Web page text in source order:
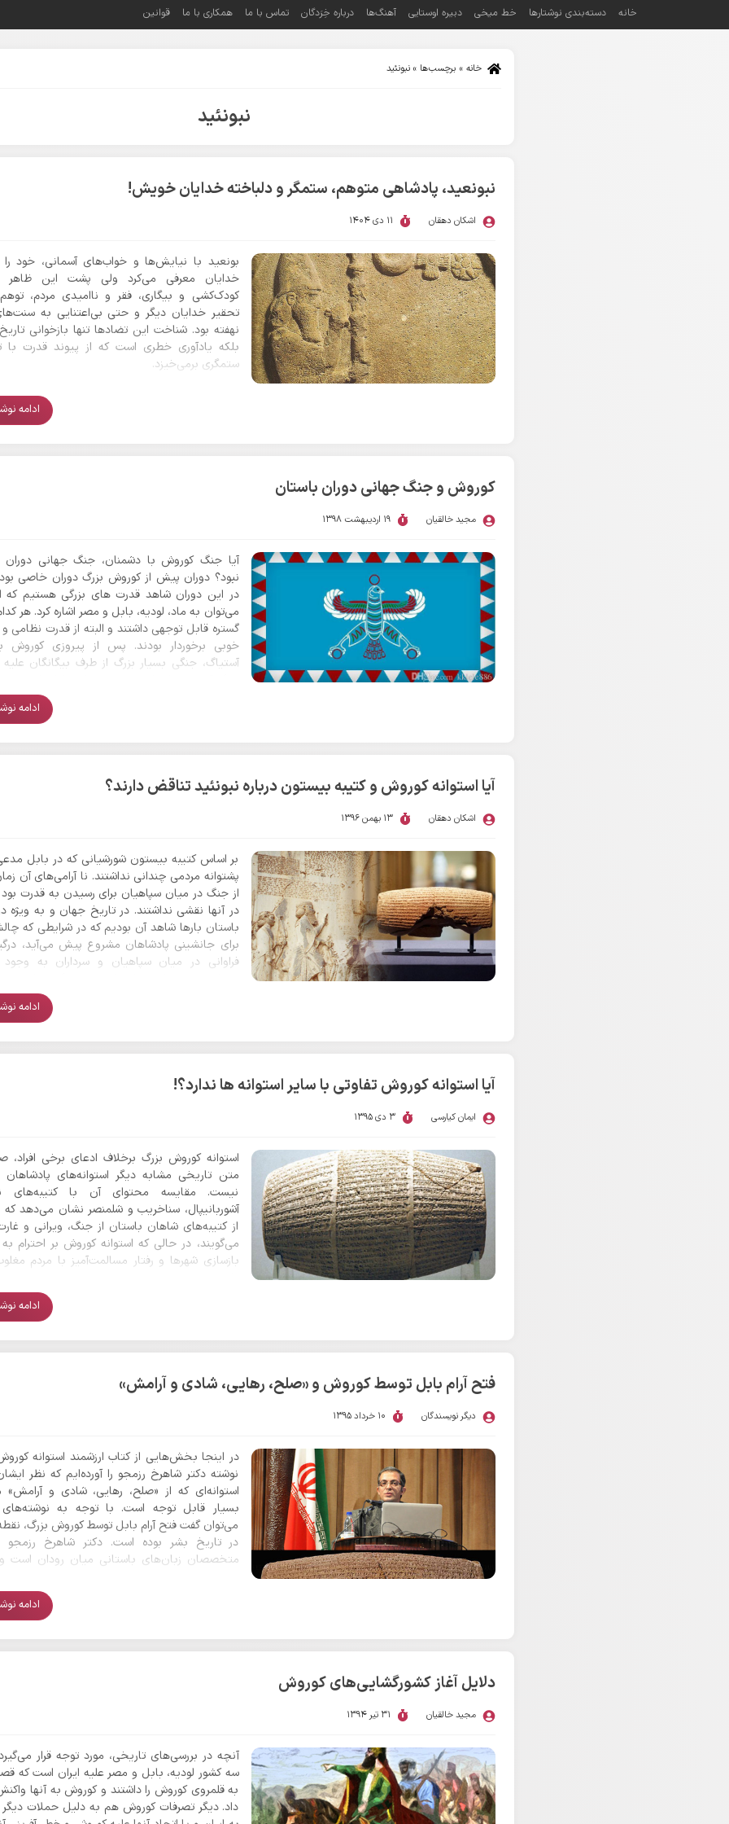
خانه » برچسب‌ها » نبونئید
نبونئید
نبونعید، پادشاهی متوهم، ستمگر و دلباخته خدایان خویش!
اشکان دهقان 11 دی 1404
بونعید با نیایش‌ها و خواب‌های آسمانی، خود را
خدایان معرفی می‌کرد ولی پشت این ظاهر
کودک‌کشی و بیگاری، فقر و ناامیدی مردم، توهم
تحقیر خدایان دیگر و حتی بی‌اعتنایی به
نهفته بود. شناخت این تضادها تنها بازخوانی
بلکه یادآوری خطری است که از پیوند قدرت با
ستمگری برمی‌خیزد.
ادامه
کوروش و جنگ جهانی دوران باستان
مجید خالقیان 19 اردیبهشت 1398
آیا جنگ کوروش با دشمنان، جنگ جهانی دوران
نبود؟ دوران پیش از کوروش بزرگ دوران خاصی
در این دوران شاهد قدرت های بزرگی هستیم که
می‌توان به ماد، لودیه، بابل و مصر اشاره کرد. هر
گستره قابل توجهی داشتند و البته از قدرت نظامی
خوبی برخوردار بودند. پس از پیروزی کوروش
آستیاگ، جنگی بسیار بزرگ از طرف بیگانگان
سرکردگی پادشاه لودیه یعنی «کرزوس» علیه کوروش
آمد که حتی در منابع از هم پیمانی بخشی از
باستان رخ داد که تا این حد قدرت‌های بزرگ
کوروش بزرگ و ایرانیان بود.
ادامه
آیا استوانه کوروش و کتیبه بیستون درباره نبونئید تناقض دارند؟
اشکان دهقان 13 بهمن 1396
بر اساس کتیبه بیستون شورشیانی که در بابل
پشتوانه مردمی چندانی نداشتند. نا آرامی‌های آن
از جنگ در میان سپاهیان برای رسیدن به قدرت
در آنها نقشی نداشتند. در تاریخ جهان و به ویژه
باستان بارها شاهد آن بودیم که در شرایطی که
برای جانشینی پادشاهان مشروع پیش می‌آید،
فراوانی در میان سپاهیان و سرداران به وجود
تناقض ندارند بلکه از جهاتی درباره بابل هم
چرا که باید حساب سپاه را از مردم جدا کرد. در
نبونئید بوسیله افرادی که در اختیار داشت آن
افراد همان سپاهیان بابل بودند. بنابراین بر اساس
کوروش بزرگ مردم و سپاه متفاوت از هم در نظر گرفته
ادامه
آیا استوانه کوروش تفاوتی با سایر استوانه ها ندارد؟!
ایمان کیارسی 3 دی 1395
استوانه کوروش بزرگ برخلاف ادعای برخی افراد،
متن تاریخی مشابه دیگر استوانه‌های پادشاهان
نیست. مقایسه محتوای آن با کتیبه‌های
آشوربانیپال، سناخریب و شلمنصر نشان می‌دهد که
از کتیبه‌های شاهان باستان از جنگ، ویرانی و
می‌گویند، در حالی که استوانه کوروش بر احترام
بازسازی شهرها و رفتار مسالمت‌آمیز با مردم
ادامه
فتح آرام بابل توسط کوروش و «صلح، رهایی، شادی و آرامش»
دیگر نویسندگان 10 خرداد 1395
در اینجا بخش‌هایی از کتاب ارزشمند استوانه
نوشته دکتر شاهرخ رزمجو را آورده‌ایم که نظر
استوانه‌ای که از «صلح، رهایی، شادی و آرامش»
بسیار قابل توجه است. با توجه به
می‌توان گفت فتح آرام بابل توسط کوروش بزرگ،
در تاریخ بشر بوده است. دکتر شاهرخ رزمجو
متخصصان زبان‌های باستانی میان رودان است
ادامه
دلایل آغاز کشورگشایی‌های کوروش
مجید خالقیان 31 تیر 1394
آنچه در بررسی‌های تاریخی، مورد توجه قرار
سه کشور لودیه، بابل و مصر علیه ایران است که
به قلمروی کوروش را داشتند و کوروش به آنها
داد. دیگر تصرفات کوروش هم به دلیل حملات دیگر
خانه دسته‌بندی نوشتارها خط میخی دبیره اوستایی آهنگ‌ها درباره خِرَدگان تماس با ما همکاری با ما قوانین